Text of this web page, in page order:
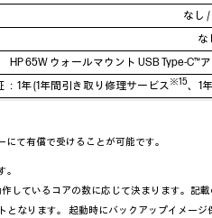
なし /
な
HP 65W ウォールマウント USB Type-C™
：1年 (1年間引き取り修理サービス※15、1
て有償で受けることが可能です。
。
しているコアの数に応じて決まります。記
となります。 起動時にバックアップイメー